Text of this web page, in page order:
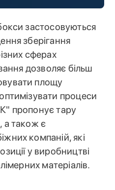
застосовуються
зберігання
сферах
дозволяє більш
площу
процеси
пропонує тару
а також є
компаній, які
у виробництві
матеріалів.